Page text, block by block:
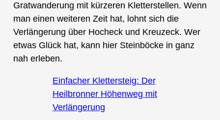
Gratwanderung mit kürzeren Kletterstellen. Wenn
man einen weiteren Zeit hat, lohnt sich die
Verlängerung über Hocheck und Kreuzeck. Wer
etwas Glück hat, kann hier Steinböcke in ganz
nah erleben.
Einfacher Klettersteig: Der
Heilbronner Höhenweg mit
Verlängerung